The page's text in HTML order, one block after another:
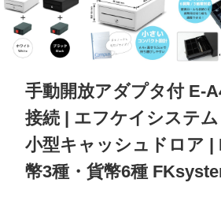
手動開放アダプタ付 E-
接続 | エフケイシステ
小型キャッシュドロア |
幣3種・貨幣6種